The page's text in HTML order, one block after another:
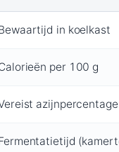
in koelkast
per 100 g
azijnpercentage